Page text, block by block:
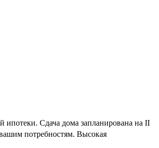
Сдача дома запланирована на II
потребностям. Высокая